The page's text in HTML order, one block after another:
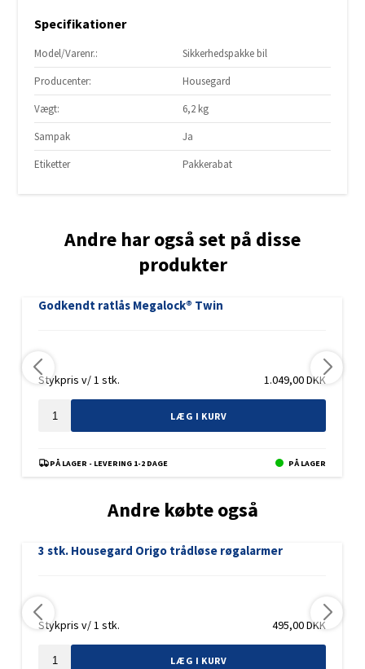
Specifikationer
Model/Varenr.:
Sikkerhedspakke bil
Producenter:
Housegard
Vægt:
6,2 kg
Sampak
Ja
Etiketter
Pakkerabat
Andre har også set på disse
produkter
Godkendt ratlås Megalock® Twin
Stykpris v/ 1 stk. 1.049,00DKK
LÆG I KURV
PÅ LAGER - LEVERING 1-2 DAGE PÅ LAGER
Andre købte også
3 stk. Housegard Origo trådløse røgalarmer
Stykpris v/ 1 stk. 495,00DKK
LÆG I KURV